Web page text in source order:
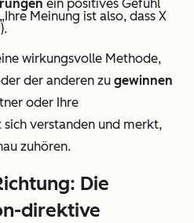
ein positives Gefühl
„Ihre Meinung ist also, dass X
).
wirkungsvolle Methode,
der anderen zu gewinnen
oder Ihre
verstanden und merkt,
zuhören.
Die
direktive